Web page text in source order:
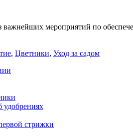
важнейших мероприятий по
, Цветники, Уход за садом
удобрениях
стрижки